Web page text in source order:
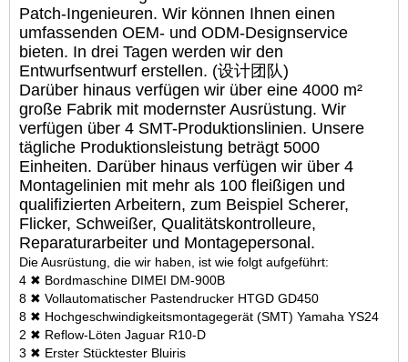
Patch-Ingenieuren. Wir können Ihnen einen
umfassenden OEM- und ODM-Designservice
bieten. In drei Tagen werden wir den
Entwurfsentwurf erstellen. (设计团队)
Darüber hinaus verfügen wir über eine 4000 m²
große Fabrik mit modernster Ausrüstung. Wir
verfügen über 4 SMT-Produktionslinien. Unsere
tägliche Produktionsleistung beträgt 5000
Einheiten. Darüber hinaus verfügen wir über 4
Montagelinien mit mehr als 100 fleißigen und
qualifizierten Arbeitern, zum Beispiel Scherer,
Flicker, Schweißer, Qualitätskontrolleure,
Reparaturarbeiter und Montagepersonal.
Die Ausrüstung, die wir haben, ist wie folgt aufgeführt:
4 ✖ Bordmaschine DIMEI DM-900B
8 ✖ Vollautomatischer Pastendrucker HTGD GD450
8 ✖ Hochgeschwindigkeitsmontagegerät (SMT) Yamaha YS24
2 ✖ Reflow-Löten Jaguar R10-D
3 ✖ Erster Stücktester Bluiris